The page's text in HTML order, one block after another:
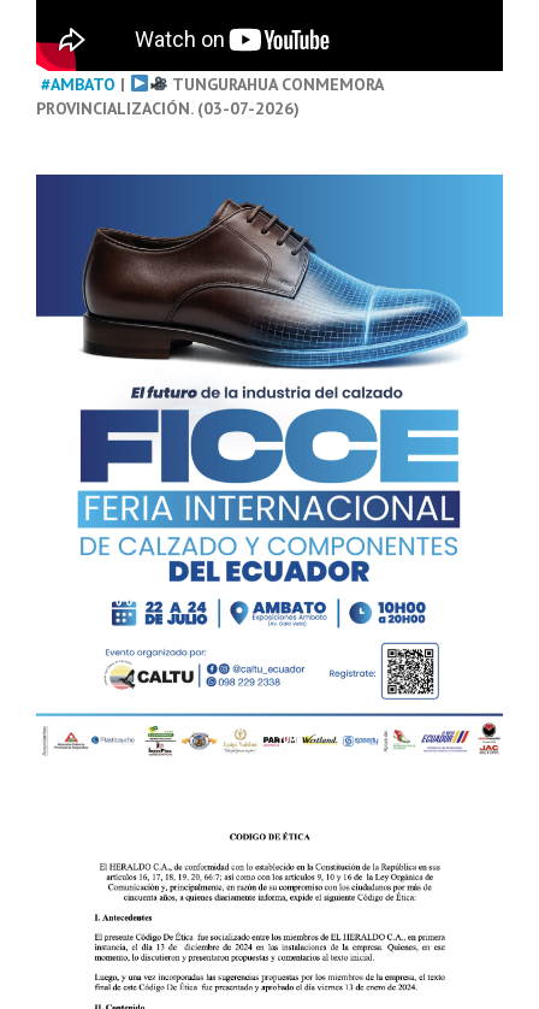
#AMBATO |
TUNGURAHUA CONMEMORA
PROVINCIALIZACIÓN. (03-07-2026)